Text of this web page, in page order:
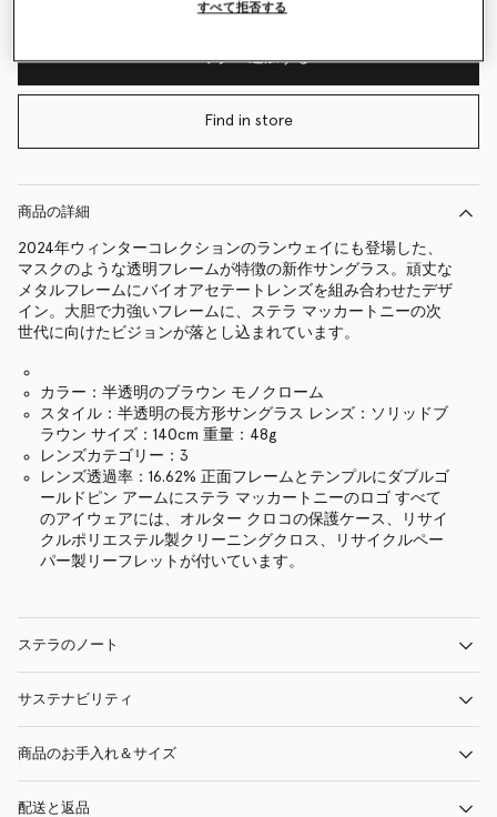
バッグへ追加する
Find in store
商品の詳細
2024年ウィンターコレクションのランウェイにも登場した、
マスクのような透明フレームが特徴の新作サングラス。頑丈な
メタルフレームにバイオアセテートレンズを組み合わせたデザ
イン。大胆で力強いフレームに、ステラ マッカートニーの次
世代に向けたビジョンが落とし込まれています。
カラー：半透明のブラウン モノクローム
スタイル：半透明の長方形サングラス レンズ：ソリッドブ
ラウン サイズ：140cm 重量：48g
レンズカテゴリー：3
レンズ透過率：16.62% 正面フレームとテンプルにダブルゴ
ールドピン アームにステラ マッカートニーのロゴ すべて
のアイウェアには、オルター クロコの保護ケース、リサイ
クルポリエステル製クリーニングクロス、リサイクルペー
パー製リーフレットが付いています。
ステラのノート
サステナビリティ
商品のお手入れ＆サイズ
配送と返品
すべて拒否する